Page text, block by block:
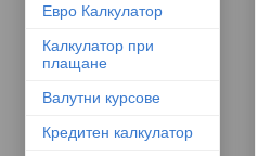
Евро Калкулатор
Калкулатор при
плащане
Валутни курсове
Кредитен калкулатор